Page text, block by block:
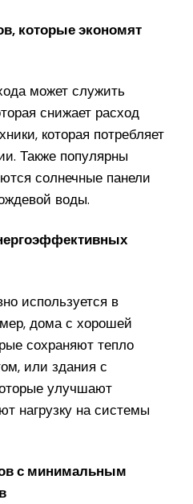
которые экономят
может служить
снижает расход
которая потребляет
Также популярны
солнечные панели
воды.
используется в
дома с хорошей
сохраняют тепло
или здания с
улучшают
нагрузку на системы
с минимальным